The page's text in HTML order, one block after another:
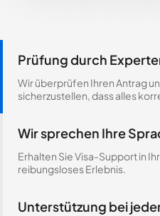
Prüfung durch
Wir überprüfen Ihren Antrag
sicherzustellen, dass alles
Wir sprechen Ihre
Erhalten Sie Visa-Support in
reibungsloses Erlebnis.
Unterstützung bei